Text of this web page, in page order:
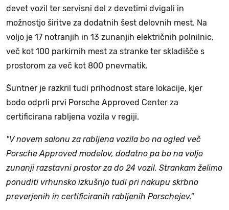
devet vozil ter servisni del z devetimi dvigali in
možnostjo širitve za dodatnih šest delovnih mest. Na
voljo je 17 notranjih in 13 zunanjih električnih polnilnic,
več kot 100 parkirnih mest za stranke ter skladišče s
prostorom za več kot 800 pnevmatik.
Šuntner je razkril tudi prihodnost stare lokacije, kjer
bodo odprli prvi Porsche Approved Center za
certificirana rabljena vozila v regiji.
"V novem salonu za rabljena vozila bo na ogled več
Porsche Approved modelov, dodatno pa bo na voljo
zunanji razstavni prostor za do 24 vozil. Strankam želimo
ponuditi vrhunsko izkušnjo tudi pri nakupu skrbno
preverjenih in certificiranih rabljenih Porschejev."